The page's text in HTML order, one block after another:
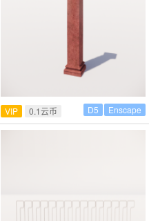
VIP 0.1云币 Enscape
D5